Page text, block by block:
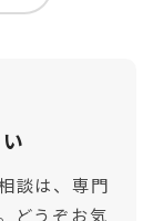
談は、専門
どうぞお気